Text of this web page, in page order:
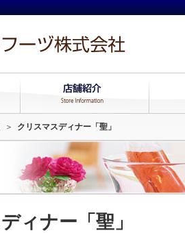
＞ クリスマスディナー「聖」
ィナー「聖」